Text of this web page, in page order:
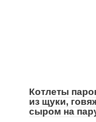
Котлеты
из щуки,
сыром на